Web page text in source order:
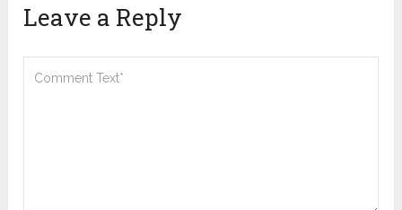
Leave a Reply